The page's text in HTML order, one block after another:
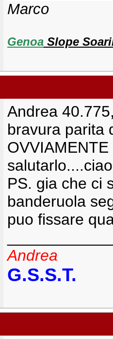
Marco
Genoa Slope
Andrea
bravura parita
PS. gia che ci
banderuola
puo fissare
Andrea
G.S.S.T.